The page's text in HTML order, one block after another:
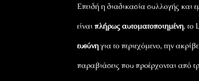
Επειδή η διαδικασία συλλογής και
είναιπλήρως αυτοματοποιημένη, το
ευθύνηγια το περιεχόμενο, την
παραβιάσεις που προέρχονται από